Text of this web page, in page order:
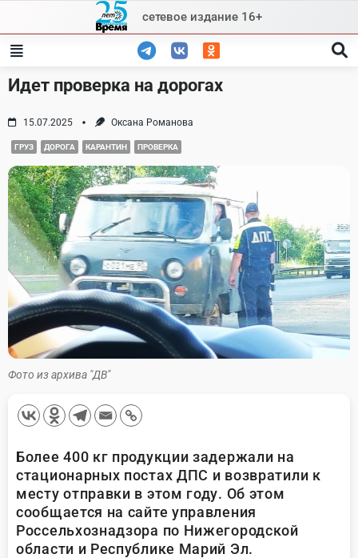
content
сетевое издание 16+
Идет проверка на дорогах
15.07.2025 Оксана Романова
ГРУЗ ДОРОГА КАРАНТИН ПРОВЕРКА
Фото из архива "ДВ"
Более 400 кг продукции задержали на
стационарных постах ДПС и возвратили к
месту отправки в этом году. Об этом
сообщается на сайте управления
Россельхознадзора по Нижегородской
области и Республике Марий Эл.